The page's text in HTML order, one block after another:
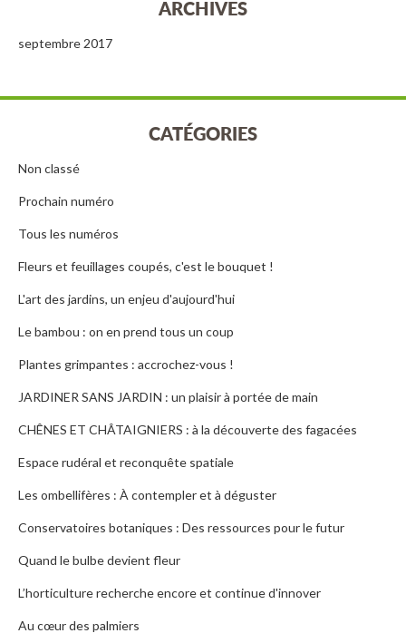
ARCHIVES
septembre 2017
CATÉGORIES
Non classé
Prochain numéro
Tous les numéros
Fleurs et feuillages coupés, c'est le bouquet !
L'art des jardins, un enjeu d'aujourd'hui
Le bambou : on en prend tous un coup
Plantes grimpantes : accrochez-vous !
JARDINER SANS JARDIN : un plaisir à portée de main
CHÊNES ET CHÂTAIGNIERS : à la découverte des fagacées
Espace rudéral et reconquête spatiale
Les ombellifères : À contempler et à déguster
Conservatoires botaniques : Des ressources pour le futur
Quand le bulbe devient fleur
L’horticulture recherche encore et continue d'innover
Au cœur des palmiers